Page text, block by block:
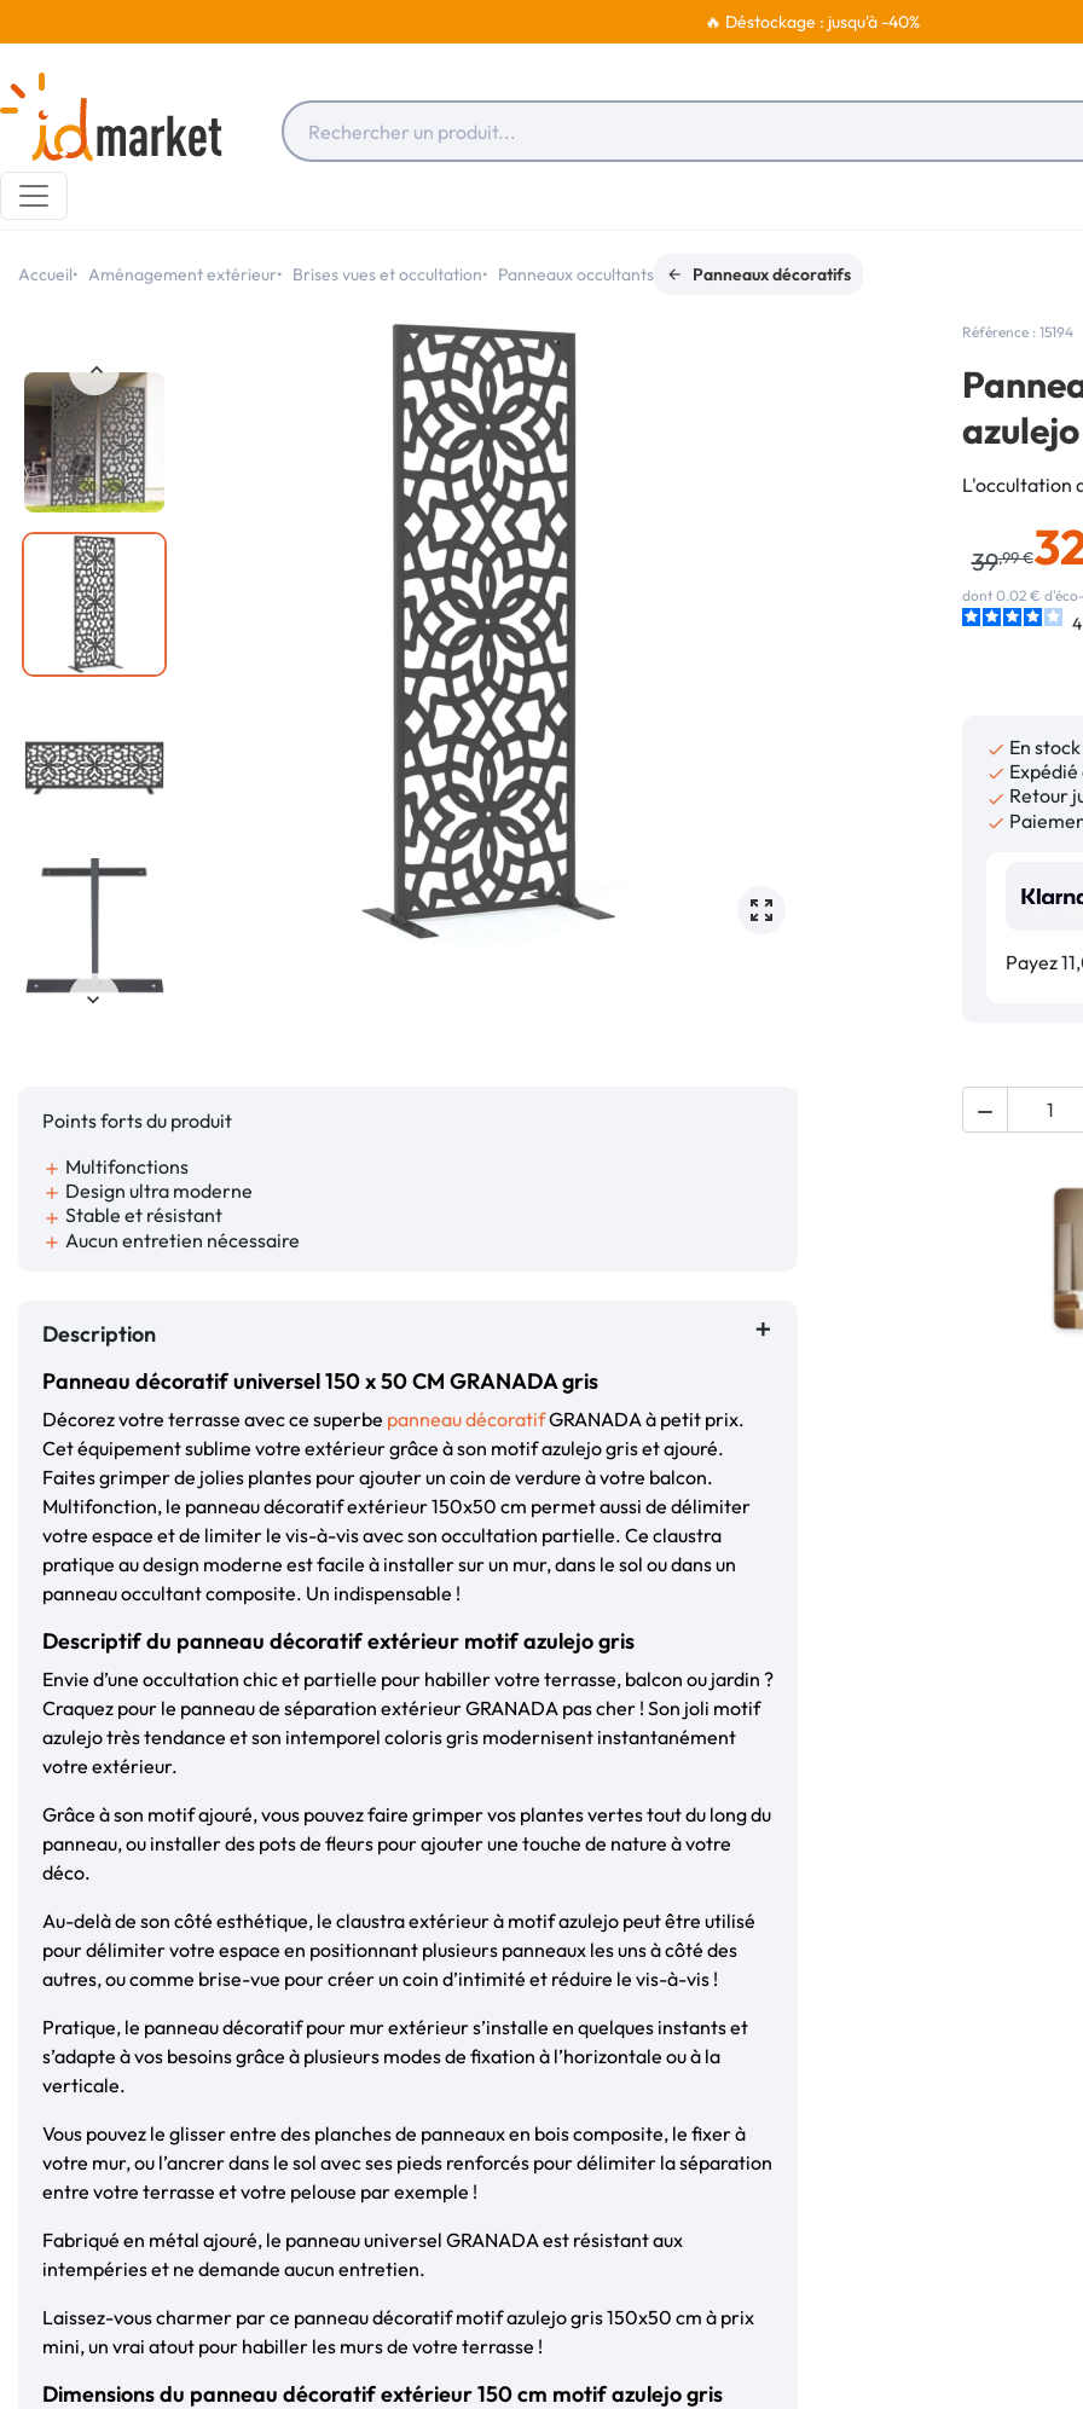
🔥 Déstockage : jusqu'à -40%
Accueil Aménagement extérieur Brises vues et occultation Panneaux occultants Panneaux décoratifs
Points forts du produit
add Multifonctions
add Design ultra moderne
add Stable et résistant
add Aucun entretien nécessaire
Description
Panneau décoratif universel 150 x 50 CM GRANADA gris
Décorez votre terrasse avec ce superbe panneau décoratifGRANADA à petit prix.
Cet équipement sublime votre extérieur grâce à son motif azulejo gris et ajouré.
Faites grimper de jolies plantes pour ajouter un coin de verdure à votre balcon.
Multifonction, le panneau décoratif extérieur 150x50 cm permet aussi de délimiter
votre espace et de limiter le vis-à-vis avec son occultation partielle. Ce claustra
pratique au design moderne est facile à installer sur un mur, dans le sol ou dans un
panneau occultant composite. Un indispensable !
Descriptif du panneau décoratif extérieur motif azulejo gris
Envie d’une occultation chic et partielle pour habiller votre terrasse, balcon ou jardin ?
Craquez pour le panneau de séparation extérieur GRANADA pas cher ! Son joli motif
azulejo très tendance et son intemporel coloris gris modernisent instantanément
votre extérieur.
Grâce à son motif ajouré, vous pouvez faire grimper vos plantes vertes tout du long du
panneau, ou installer des pots de fleurs pour ajouter une touche de nature à votre
déco.
Au-delà de son côté esthétique, le claustra extérieur à motif azulejo peut être utilisé
pour délimiter votre espace en positionnant plusieurs panneaux les uns à côté des
autres, ou comme brise-vue pour créer un coin d’intimité et réduire le vis-à-vis !
Pratique, le panneau décoratif pour mur extérieur s’installe en quelques instants et
s’adapte à vos besoins grâce à plusieurs modes de fixation à l’horizontale ou à la
verticale.
Vous pouvez le glisser entre des planches de panneaux en bois composite, le fixer à
votre mur, ou l’ancrer dans le sol avec ses pieds renforcés pour délimiter la séparation
entre votre terrasse et votre pelouse par exemple !
Fabriqué en métal ajouré, le panneau universel GRANADA est résistant aux
intempéries et ne demande aucun entretien.
Laissez-vous charmer par ce panneau décoratif motif azulejo gris 150x50 cm à prix
mini, un vrai atout pour habiller les murs de votre terrasse !
Dimensions du panneau décoratif extérieur 150 cm motif azulejo gris
Référence : 15194
L'occultation
39,99 €
dont 0.02 €
4
 En stock

 Retour

Payez
